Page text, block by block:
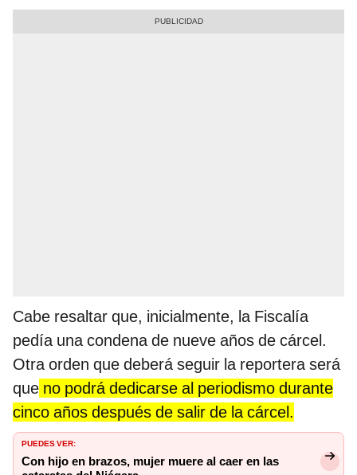
Cabe resaltar que, inicialmente, la Fiscalía
pedía una condena de nueve años de cárcel.
Otra orden que deberá seguir la reportera será
que no podrá dedicarse al periodismo durante
cinco años después de salir de la cárcel.
PUEDES VER:
Con hijo en brazos, mujer muere al caer en las